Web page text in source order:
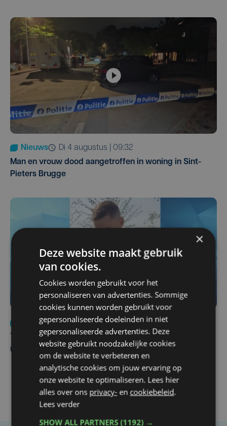
Nieuws
di 4 augustus | 09:32
Man en vrouw dood aangetroffen in woning in Sint-
Pieters Brugge
Nieuws
do 6 augustus | 21:30
Yaro (19), slachtoffer van vechtpartij, is na
maandenlange coma overleden
×
Deze website maakt gebruik
van cookies.
Cookies worden gebruikt voor het
personaliseren van advertenties. Sommige
cookies kunnen worden gebruikt voor
gepersonaliseerde doeleinden in niet
gepersonaliseerde advertenties. Deze
website gebruikt noodzakelijke cookies
om de website te verbeteren en
analytische cookies om jouw ervaring op
onze website te optimaliseren. Lees hier
alles over ons privacy- en cookiebeleid.
Lees verder
SHOW ALL PARTNERS(1192) →